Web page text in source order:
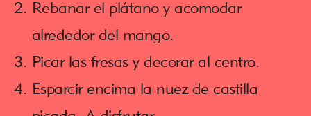
Rebanar el plátano y acomodar
alrededor del mango.
Picar las fresas y decorar al centro.
Esparcir encima la nuez de castilla